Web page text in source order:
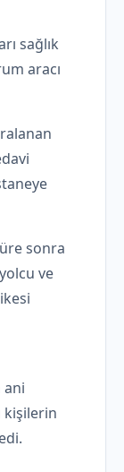
sağlık
aracı
sonra
ve
ani
kişilerin